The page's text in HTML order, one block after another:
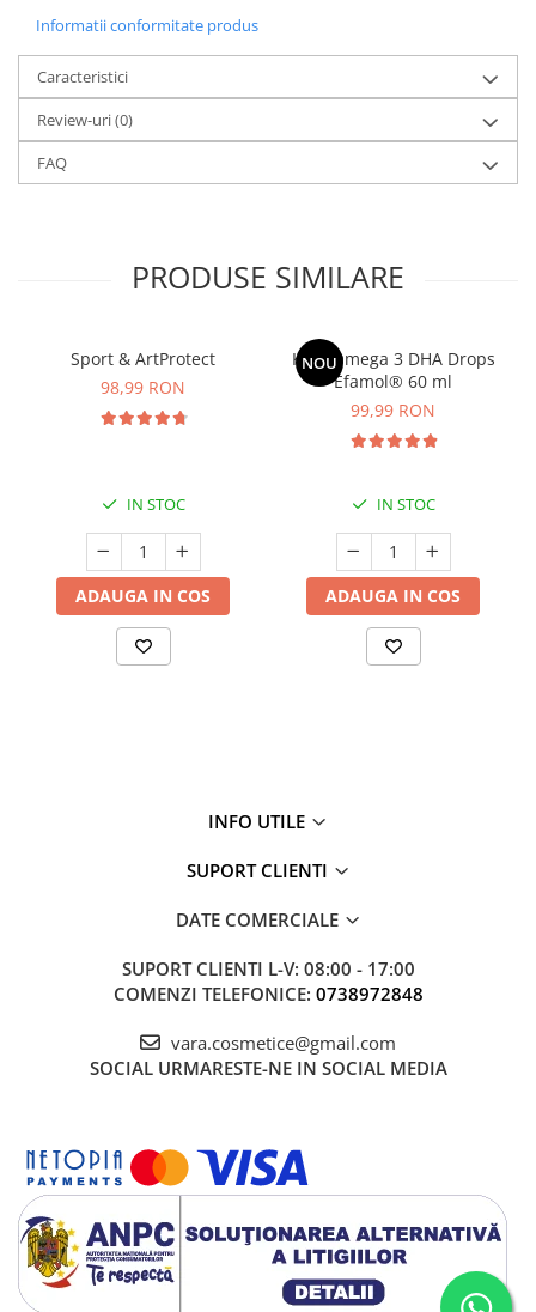
Informatii conformitate produs
Caracteristici
Review-uri(0)
FAQ
PRODUSE SIMILARE
Sport & ArtProtect
98,99 RON
IN STOC
ADAUGA IN COS
NOU
Kids Omega 3 DHA Drops
Efamol® 60 ml
99,99 RON
IN STOC
ADAUGA IN COS
INFO UTILE
SUPORT CLIENTI
DATE COMERCIALE
SUPORT CLIENTI L-V: 08:00 - 17:00
COMENZI TELEFONICE: 0738972848
vara.cosmetice@gmail.com
SOCIAL URMARESTE-NE IN SOCIAL MEDIA